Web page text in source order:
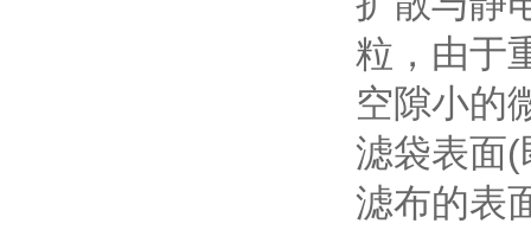
粒，由于
空隙小的
滤袋表面
滤布的表